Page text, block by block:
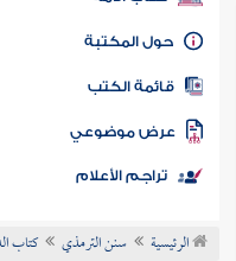
كتاب الأمة
المكتبة
الكتب
موضوعي
تراجم الأعلام
الرئيسية سنن الترمذي كتاب